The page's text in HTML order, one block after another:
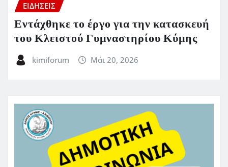
ΕΙΔΗΣΕΙΣ
Εντάχθηκε το έργο για την κατασκευή
του Κλειστού Γυμναστηρίου Κύμης
kimiforum Μάι 20, 2026